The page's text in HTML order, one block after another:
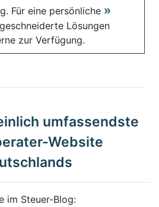
Für eine persönliche
Lösungen
zur Verfügung.
umfassendste
Website
im Steuer-Blog: